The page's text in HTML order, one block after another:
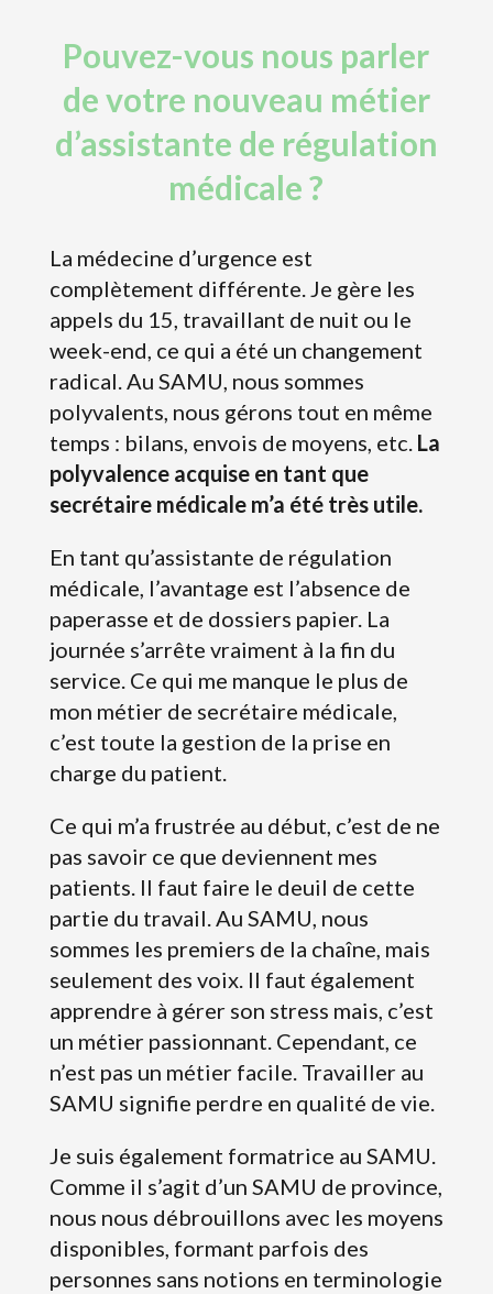
Pouvez-vous nous parler
de votre nouveau métier
d’assistante de régulation
médicale ?
La médecine d’urgence est
complètement différente. Je gère les
appels du 15, travaillant de nuit ou le
week-end, ce qui a été un changement
radical. Au SAMU, nous sommes
polyvalents, nous gérons tout en même
temps : bilans, envois de moyens, etc. La
polyvalence acquise en tant que
secrétaire médicale m’a été très utile.
En tant qu’assistante de régulation
médicale, l’avantage est l’absence de
paperasse et de dossiers papier. La
journée s’arrête vraiment à la fin du
service. Ce qui me manque le plus de
mon métier de secrétaire médicale,
c’est toute la gestion de la prise en
charge du patient.
Ce qui m’a frustrée au début, c’est de ne
pas savoir ce que deviennent mes
patients. Il faut faire le deuil de cette
partie du travail. Au SAMU, nous
sommes les premiers de la chaîne, mais
seulement des voix. Il faut également
apprendre à gérer son stress mais, c’est
un métier passionnant. Cependant, ce
n’est pas un métier facile. Travailler au
SAMU signifie perdre en qualité de vie.
Je suis également formatrice au SAMU.
Comme il s’agit d’un SAMU de province,
nous nous débrouillons avec les moyens
disponibles, formant parfois des
personnes sans notions en terminologie